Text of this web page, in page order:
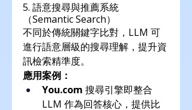
5. 語意搜尋與推薦系統
（Semantic Search）
不同於傳統關鍵字比對，LLM 可
進行語意層級的搜尋理解，提升資
訊檢索精準度。
應用案例：
You.com 搜尋引擎即整合
LLM 作為回答核心，提供比